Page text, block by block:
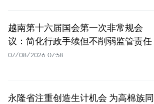
越南第十六届国会第一次非常规会
议：简化行政手续但不削弱监管责任
07/08/2026 07:58
永隆省注重创造生计机会 为高棉族同